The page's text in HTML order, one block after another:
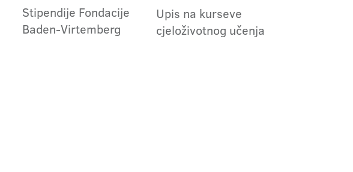
Stipendije Fondacije
Baden-Virtemberg
Upis na kurseve
cjeloživotnog učenja